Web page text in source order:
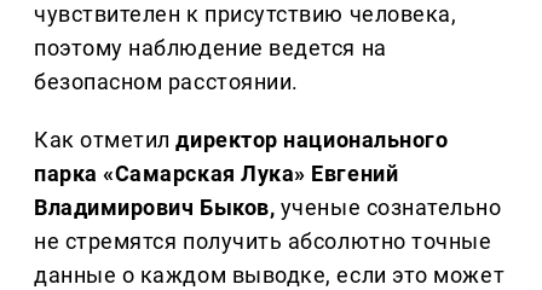
чувствителен к присутствию человека,
поэтому наблюдение ведется на
безопасном расстоянии.
Как отметилдиректор национального
парка «Самарская Лука» Евгений
Владимирович Быков, ученые сознательно
не стремятся получить абсолютно точные
данные о каждом выводке, если это может